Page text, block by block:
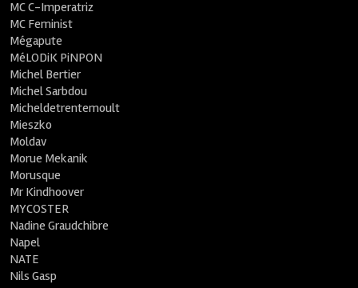
MC C-Imperatriz
MC Feminist
Mégapute
MéLODiK PiNPON
Michel Bertier
Michel Sarbdou
Micheldetrentemoult
Mieszko
Moldav
Morue Mekanik
Morusque
Mr Kindhoover
MYCOSTER
Nadine Graudchibre
Napel
NATE
Nils Gasp